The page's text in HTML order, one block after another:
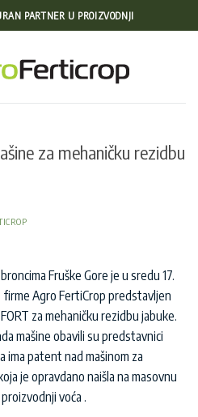
PARTNER U PROIZVODNJI
za mehaničku rezidbu
Fruške Gore je u sredu 17.
firme Agro FertiCrop predstavljen
za mehaničku rezidbu jabuke.
mašine obavili su predstavnici
ima patent nad mašinom za
je opravdano naišla na masovnu
voća .